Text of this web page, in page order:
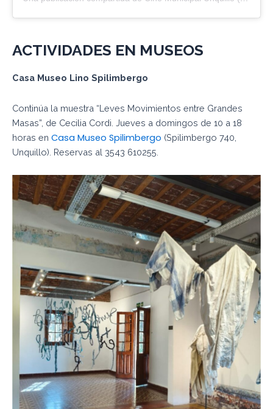
ACTIVIDADES EN MUSEOS
Casa Museo Lino Spilimbergo
Continúa la muestra “Leves Movimientos entre Grandes
Masas”, de Cecilia Cordi. Jueves a domingos de 10 a 18
horas en Casa Museo Spilimbergo (Spilimbergo 740,
Unquillo). Reservas al 3543 610255.